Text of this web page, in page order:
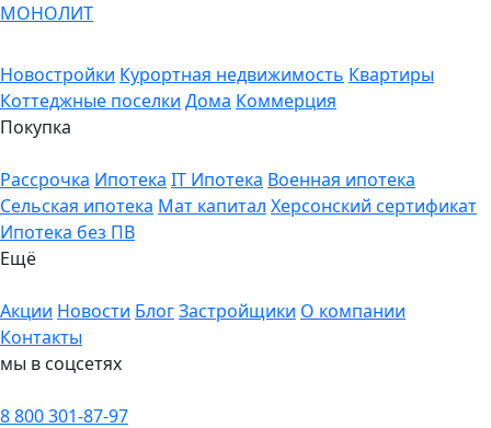
МОНОЛИТ
Новостройки Курортная недвижимость Квартиры
Коттеджные поселки Дома Коммерция
Покупка
Рассрочка Ипотека IT Ипотека Военная ипотека
Сельская ипотека Мат капитал Херсонский сертификат
Ипотека без ПВ
Ещё
Акции Новости БлогЗастройщики О компании
Контакты
мы в соцсетях
8 800 301-87-97